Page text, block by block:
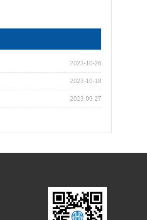
2023-10-26
2023-10-18
2023-09-27